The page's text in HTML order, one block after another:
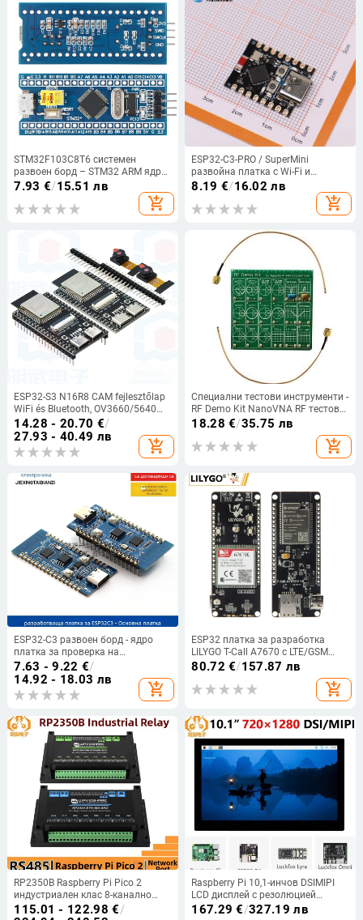
STM32F103C8T6 системен
развоен борд – STM32 ARM ядро
платка за образование, IP20,
7.93 €/15.51 лв
add_shopping_cart
ESP32-C3-PRO / SuperMini
развойна платка с Wi-Fi и
Bluetooth - модул за
програмиране и управление (без
запояване)
8.19 €/16.02 лв
add_shopping_cart
ESP32-S3 N16R8 CAM fejlesztőlap
WiFi és Bluetooth, OV3660/5640
kamera
14.28 - 20.70 €/
27.93 - 40.49 лв
add_shopping_cart
Специални тестови инструменти -
RF Demo Kit NanoVNA RF тестова
платка за векторен тест на
мрежата, филтър и аттенюатор,
IP50
18.28 €/35.75 лв
add_shopping_cart
ESP32-C3 развоен борд - ядро
платка за проверка на
функционалността на ESP32-C3
чипа, 2,4 GHz Wi-Fi и Bluetooth
модул
7.63 - 9.22 €/
14.92 - 18.03 лв
add_shopping_cart
ESP32 платка за разработка
LILYGO T-Call A7670 с LTE/GSM
модул A7670E, 4G/2G
80.72 €/157.87 лв
add_shopping_cart
RP2350B Raspberry Pi Pico 2
индустриален клас 8-канално
реле с RS485 дигитален вход и
115.01 - 122.98 €/
Raspberry Pi 10,1-инчов DSIMIPI
LCD дисплей с резолюцией
720×1280 ESP32-P4 Luckfox
167.29 €/327.19 лв